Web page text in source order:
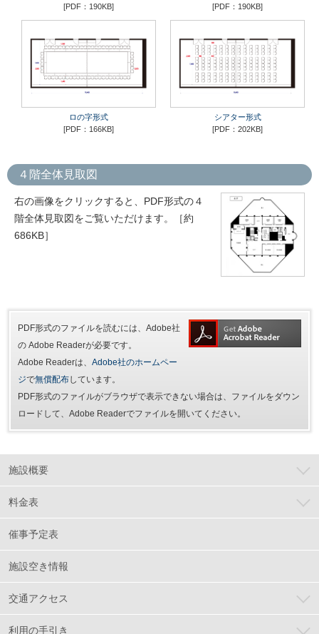
[PDF：190KB]
[PDF：190KB]
ロの字形式
[PDF：166KB]
シアター形式
[PDF：202KB]
４階全体見取図
右の画像をクリックすると、PDF形式の４
階全体見取図をご覧いただけます。［約
686KB］
PDF形式のファイルを読むには、Adobe社
の Adobe Readerが必要です。
Adobe Readerは、 Adobe社のホームペー
ジで無償配布しています。
PDF形式のファイルがブラウザで表示できない場合は、ファイルをダウン
ロードして、Adobe Readerでファイルを開いてください。
施設概要
料金表
催事予定表
施設空き情報
交通アクセス
利用の手引き